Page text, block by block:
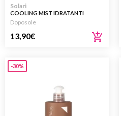
Solari
COOLING MIST IDRATANTI
DOPOSOLE 148ML
Doposole
13,90€
-30%